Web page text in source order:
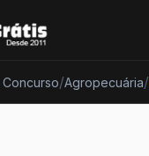
/Agropecuária/